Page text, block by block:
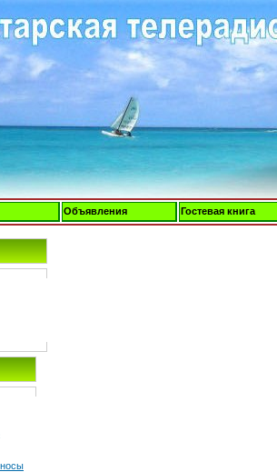
Объявления Гостевая книга